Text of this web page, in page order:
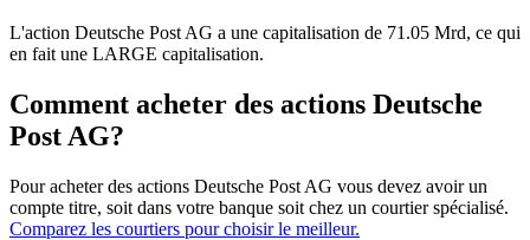
L'action Deutsche Post AG a une capitalisation de 71.05 Mrd, ce qui
en fait une LARGE capitalisation.
Comment acheter des actions Deutsche
Post AG?
Pour acheter des actions Deutsche Post AG vous devez avoir un
compte titre, soit dans votre banque soit chez un courtier spécialisé.
Comparez les courtiers pour choisir le meilleur.